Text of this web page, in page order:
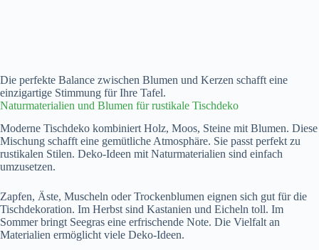
Die perfekte Balance zwischen Blumen und Kerzen schafft eine
einzigartige Stimmung für Ihre Tafel.
Naturmaterialien und Blumen für rustikale Tischdeko
Moderne Tischdeko kombiniert Holz, Moos, Steine mit Blumen. Diese
Mischung schafft eine gemütliche Atmosphäre. Sie passt perfekt zu
rustikalen Stilen. Deko-Ideen mit Naturmaterialien sind einfach
umzusetzen.
Zapfen, Äste, Muscheln oder Trockenblumen eignen sich gut für die
Tischdekoration. Im Herbst sind Kastanien und Eicheln toll. Im
Sommer bringt Seegras eine erfrischende Note. Die Vielfalt an
Materialien ermöglicht viele Deko-Ideen.